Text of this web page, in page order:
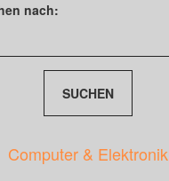
nach:
Computer & Elektronik